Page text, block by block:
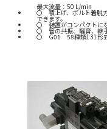
最大流量：50 L/min
積上げ、ボルト着脱
できます。
装置がコンパクトに
管の共振、騒音、継
G01 58種類131形